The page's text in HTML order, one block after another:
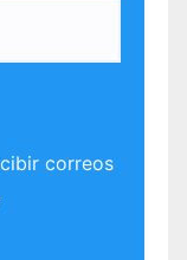
correos